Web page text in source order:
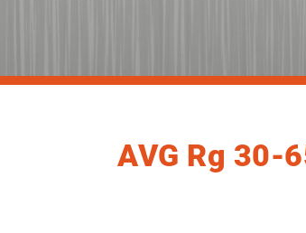
AVG Rg 30-